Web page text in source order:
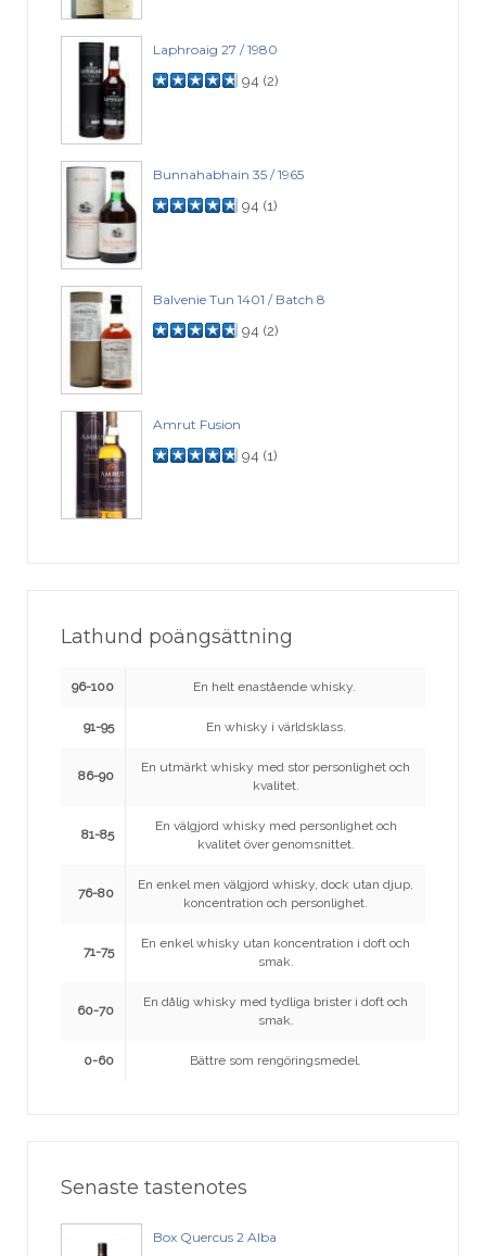
Laphroaig 27 / 1980
94 (2)
Bunnahabhain 35 / 1965
94 (1)
Balvenie Tun 1401 / Batch 8
94 (2)
Amrut Fusion
94 (1)
Lathund poängsättning
96-100 En helt enastående whisky.
91-95 En whisky i världsklass.
86-90
En utmärkt whisky med stor personlighet och
kvalitet.
81-85
En välgjord whisky med personlighet och
kvalitet över genomsnittet.
76-80
En enkel men välgjord whisky, dock utan djup,
koncentration och personlighet.
71-75
En enkel whisky utan koncentration i doft och
smak.
60-70
En dålig whisky med tydliga brister i doft och
smak.
0-60 Bättre som rengöringsmedel.
Senaste tastenotes
Box Quercus 2 Alba